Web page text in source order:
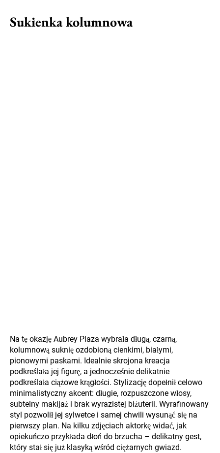
Sukienka kolumnowa
Na tę okazję Aubrey Plaza wybrała długą, czarną,
kolumnową suknię ozdobioną cienkimi, białymi,
pionowymi paskami. Idealnie skrojona kreacja
podkreślała jej figurę, a jednocześnie delikatnie
podkreślała ciążowe krągłości. Stylizację dopełnił celowo
minimalistyczny akcent: długie, rozpuszczone włosy,
subtelny makijaż i brak wyrazistej biżuterii. Wyrafinowany
styl pozwolił jej sylwetce i samej chwili wysunąć się na
pierwszy plan. Na kilku zdjęciach aktorkę widać, jak
opiekuńczo przykłada dłoń do brzucha – delikatny gest,
który stał się już klasyką wśród ciężarnych gwiazd.